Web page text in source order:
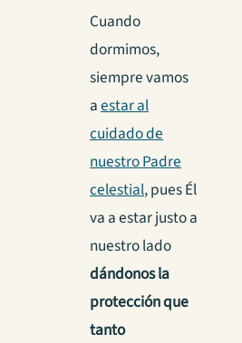
Cuando
dormimos,
siempre vamos
aestar al
cuidado de
nuestro Padre
celestial, pues Él
va a estar justo a
nuestro lado
dándonos la
protección que
tanto